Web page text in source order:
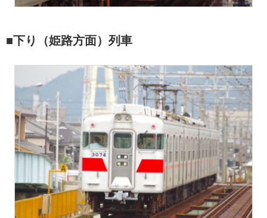
■下り（姫路方面）列車